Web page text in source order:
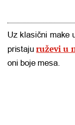
Uz klasični make
pristajuruževi u
oni boje mesa.